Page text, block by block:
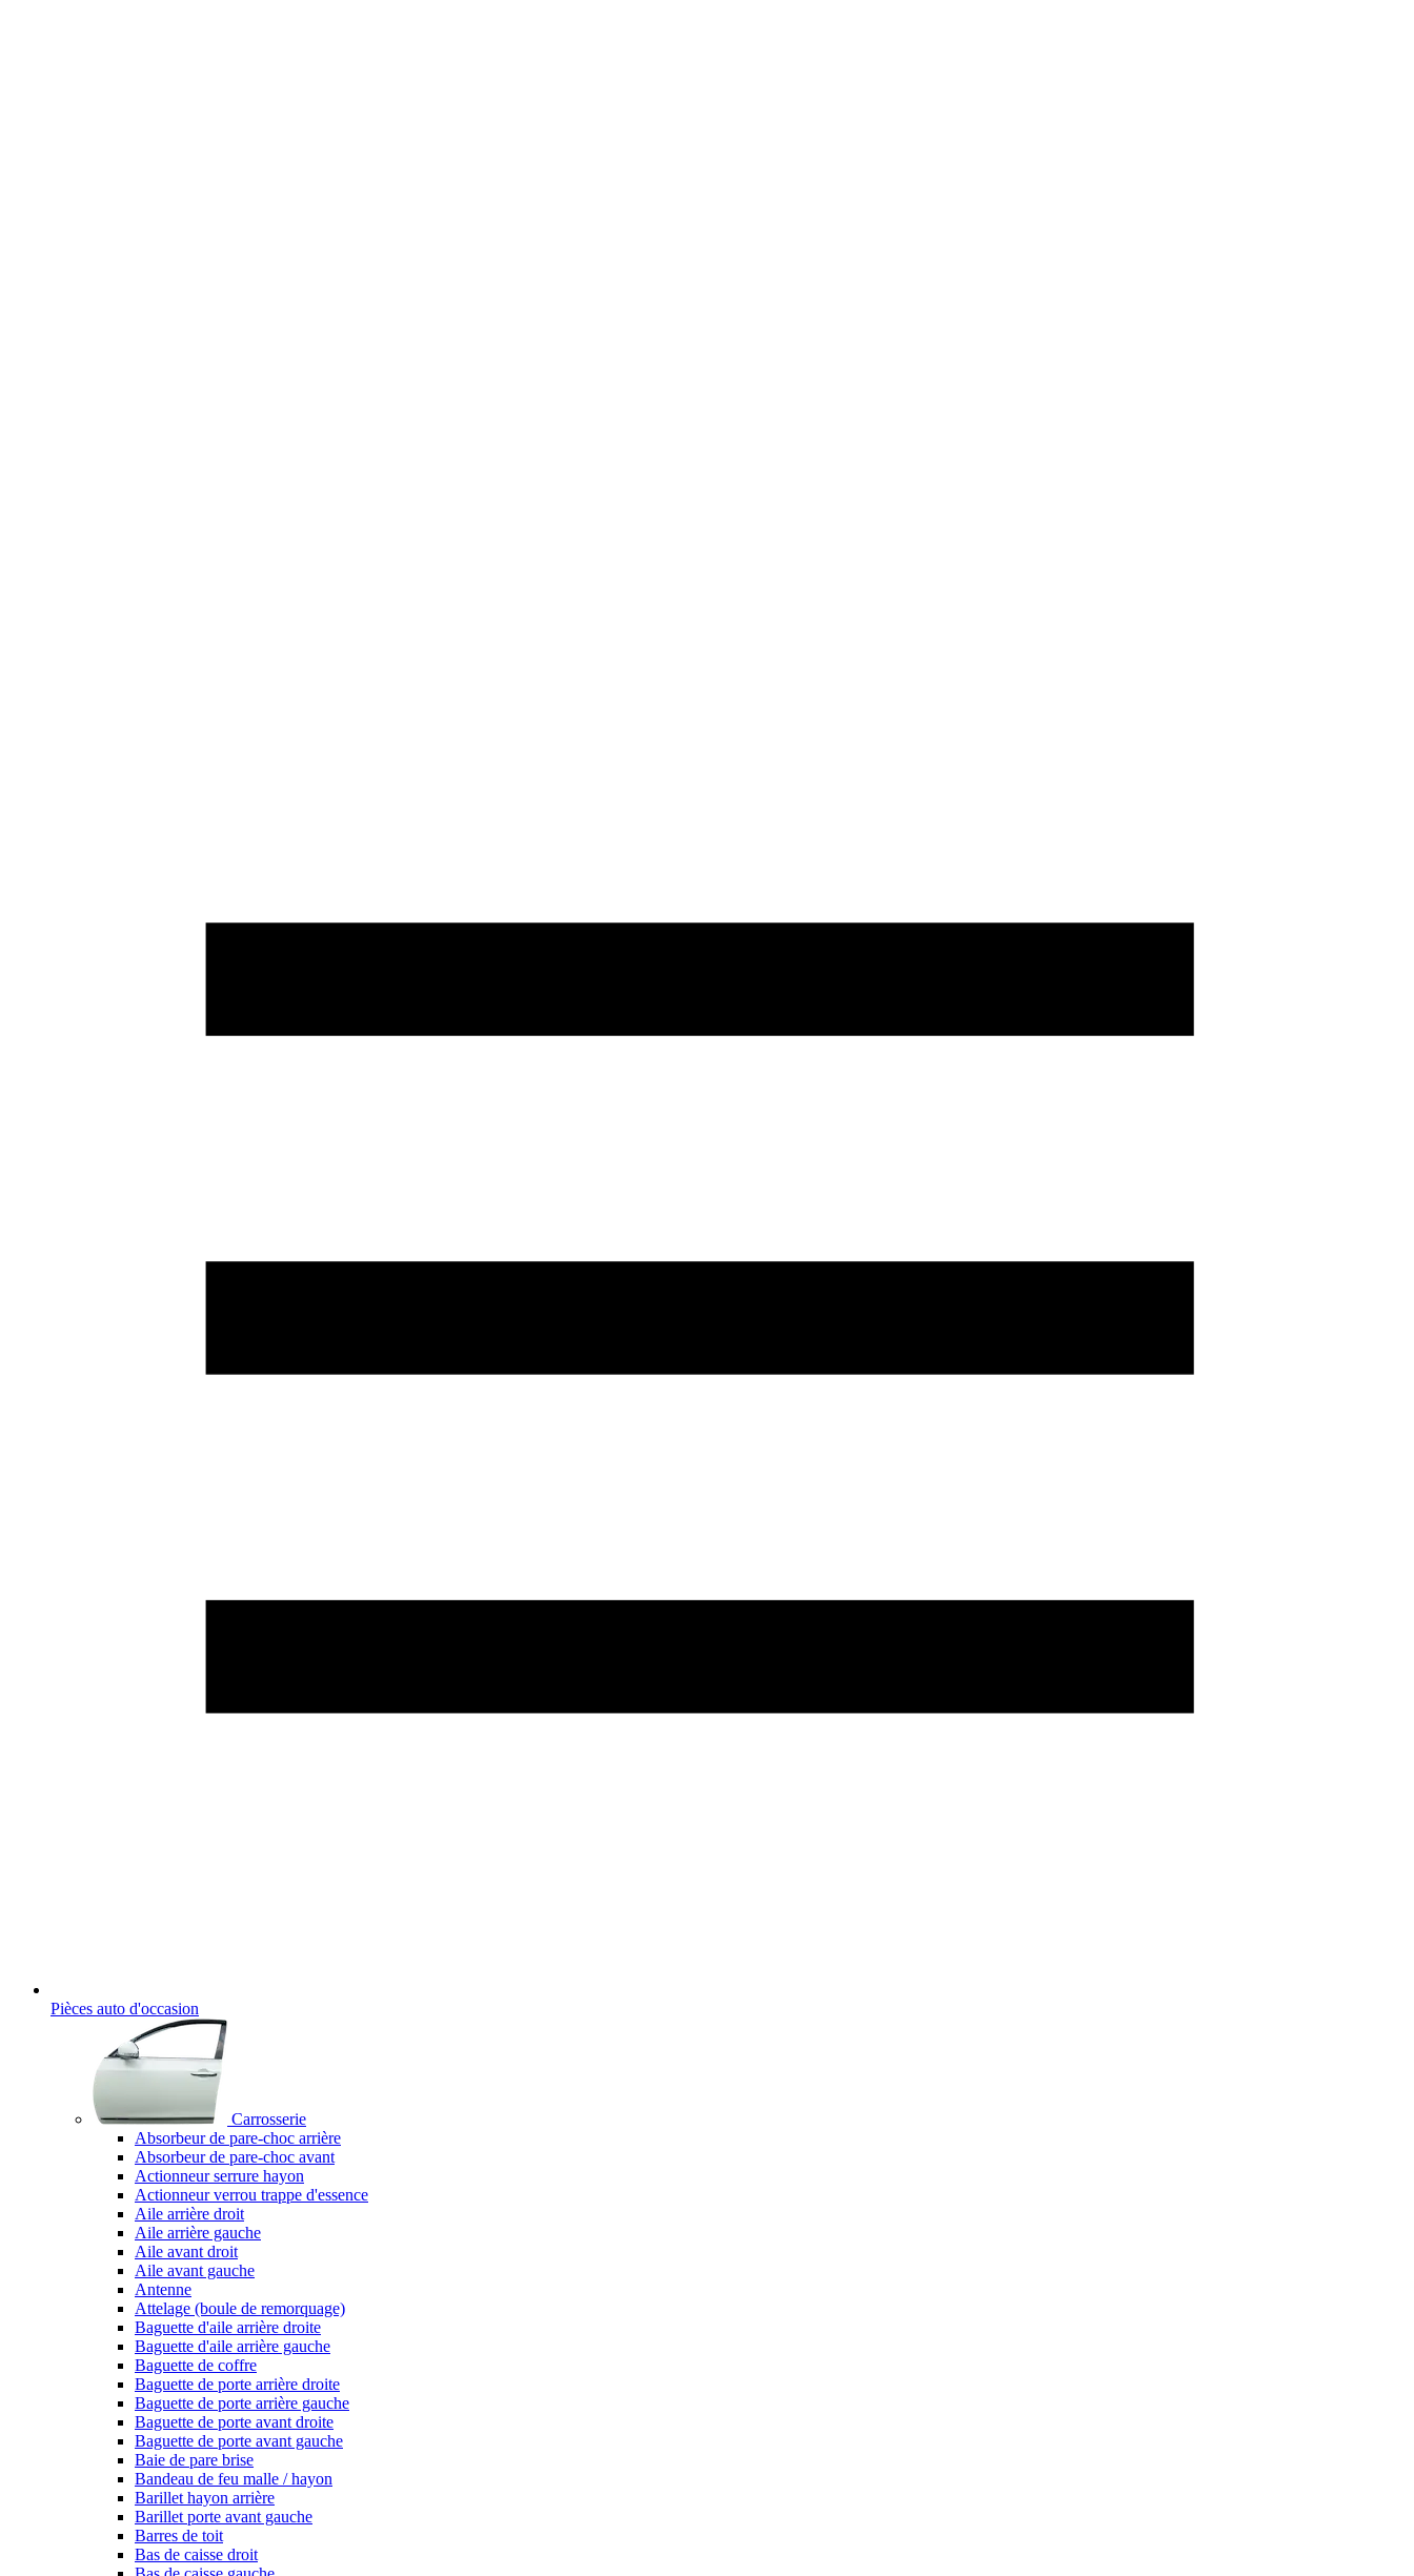
Pièces auto d'occasion
Carrosserie
Absorbeur de pare-choc arrière
Absorbeur de pare-choc avant
Actionneur serrure hayon
Actionneur verrou trappe d'essence
Aile arrière droit
Aile arrière gauche
Aile avant droit
Aile avant gauche
Antenne
Attelage (boule de remorquage)
Baguette d'aile arrière droite
Baguette d'aile arrière gauche
Baguette de coffre
Baguette de porte arrière droite
Baguette de porte arrière gauche
Baguette de porte avant droite
Baguette de porte avant gauche
Baie de pare brise
Bandeau de feu malle / hayon
Barillet hayon arrière
Barillet porte avant gauche
Barres de toit
Bas de caisse droit